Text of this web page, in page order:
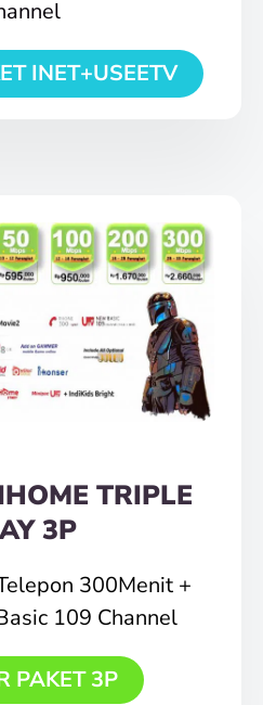
INET+USEETV
TRIPLE
3P
300Menit +
109 Channel
PAKET 3P